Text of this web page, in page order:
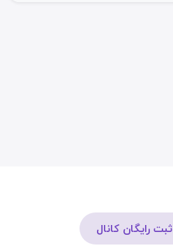
ثبت رایگان کانال